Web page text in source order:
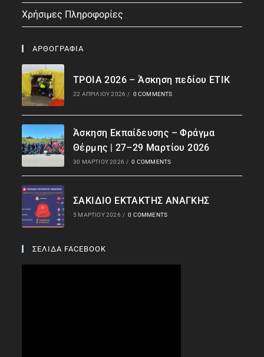
Χρήσιμες Πληροφορίες
ΑΡΘΟΓΡΑΦΙΑ
ΤΡΟΙΑ 2026 – Άσκηση πεδίου ΕΤΙΚ
22 ΑΠΡΙΛΊΟΥ 2026 / 0 COMMENTS
Άσκηση Εκπαίδευσης – Φράγμα
Θέρμης | 27–29 Μαρτίου 2026
30 ΜΑΡΤΊΟΥ 2026 / 0 COMMENTS
ΣΑΚΙΔΙΟ ΕΚΤΑΚΤΗΣ ΑΝΑΓΚΗΣ
5 ΜΑΡΤΊΟΥ 2026 / 0 COMMENTS
ΣΕΛΙΔΑ FACEBOOK